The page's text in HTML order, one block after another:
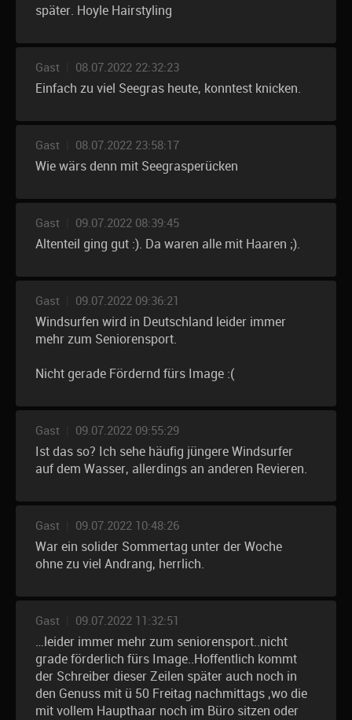
später. Hoyle Hairstyling
Gast 08.07.2022 22:32:23
Einfach zu viel Seegras heute, konntest knicken.
Gast 08.07.2022 23:58:17
Wie wärs denn mit Seegrasperücken
Gast 09.07.2022 08:39:45
Altenteil ging gut :). Da waren alle mit Haaren ;).
Gast 09.07.2022 09:36:21
Windsurfen wird in Deutschland leider immer
mehr zum Seniorensport.
Nicht gerade Fördernd fürs Image :(
Gast 09.07.2022 09:55:29
Ist das so? Ich sehe häufig jüngere Windsurfer
auf dem Wasser, allerdings an anderen Revieren.
Gast 09.07.2022 10:48:26
War ein solider Sommertag unter der Woche
ohne zu viel Andrang, herrlich.
Gast 09.07.2022 11:32:51
…leider immer mehr zum seniorensport..nicht
grade förderlich fürs Image..Hoffentlich kommt
der Schreiber dieser Zeilen später auch noch in
den Genuss mit ü 50 Freitag nachmittags ,wo die
mit vollem Haupthaar noch im Büro sitzen oder